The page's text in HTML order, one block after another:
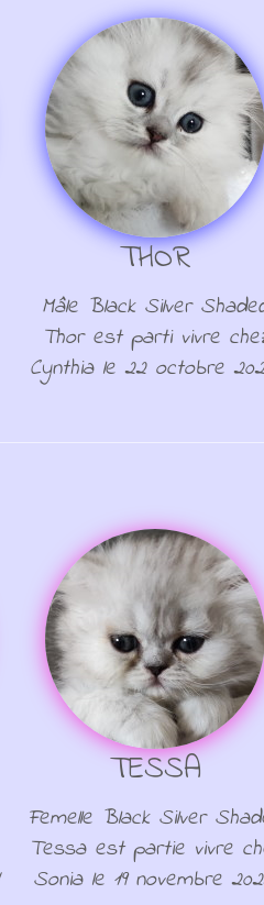
THOR
Mâle Black Silver
Thor est parti vivre
Cynthia le 22 octobre
TESSA
Femelle Black Silver
Tessa est partie vivre
Sonia le 19 novembre